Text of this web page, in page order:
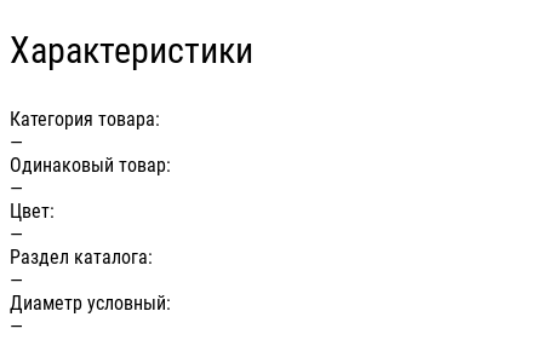
Характеристики
Категория товара:
—
Одинаковый товар:
—
Цвет:
—
Раздел каталога:
—
Диаметр условный:
—